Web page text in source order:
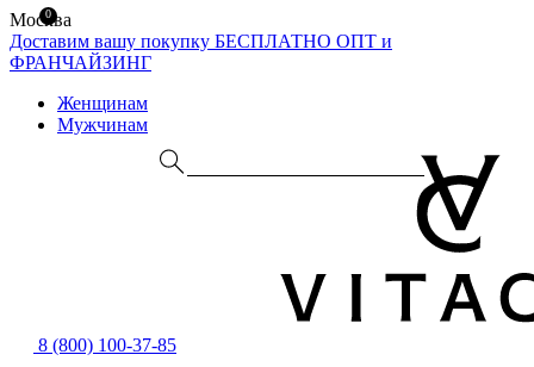
Москва
Доставим вашу покупку БЕСПЛАТНО ОПТ и
ФРАНЧАЙЗИНГ
Женщинам
Мужчинам
8 (800) 100-37-85
0